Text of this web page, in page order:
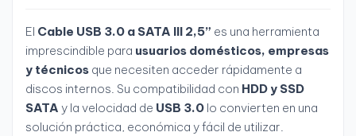
El Cable USB 3.0 a SATA III 2,5” es una herramienta
imprescindible para usuarios domésticos, empresas
y técnicos que necesiten acceder rápidamente a
discos internos. Su compatibilidad con HDD y SSD
SATA y la velocidad de USB 3.0 lo convierten en una
solución práctica, económica y fácil de utilizar.